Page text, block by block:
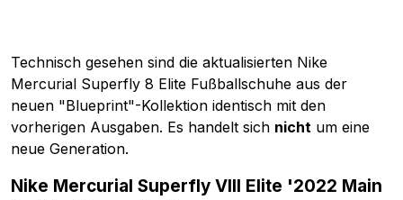
Technisch gesehen sind die aktualisierten Nike
Mercurial Superfly 8 Elite Fußballschuhe aus der
neuen "Blueprint"-Kollektion identisch mit den
vorherigen Ausgaben. Es handelt sich nicht um eine
neue Generation.
Nike Mercurial Superfly VIII Elite '2022 Main